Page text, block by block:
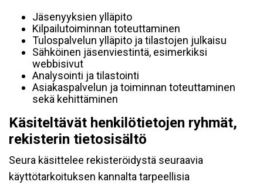
Jäsenyyksien ylläpito
Kilpailutoiminnan toteuttaminen
Tulospalvelun ylläpito ja tilastojen julkaisu
Sähköinen jäsenviestintä, esimerkiksi
webbisivut
Analysointi ja tilastointi
Asiakaspalvelun ja toiminnan toteuttaminen
sekä kehittäminen
Käsiteltävät henkilötietojen ryhmät,
rekisterin tietosisältö
Seura käsittelee rekisteröidystä seuraavia
käyttötarkoituksen kannalta tarpeellisia